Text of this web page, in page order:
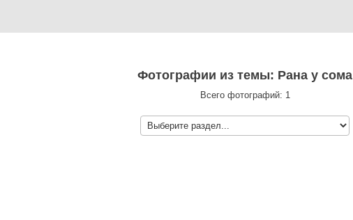
Фотографии из темы: Рана у сома
Всего фотографий: 1